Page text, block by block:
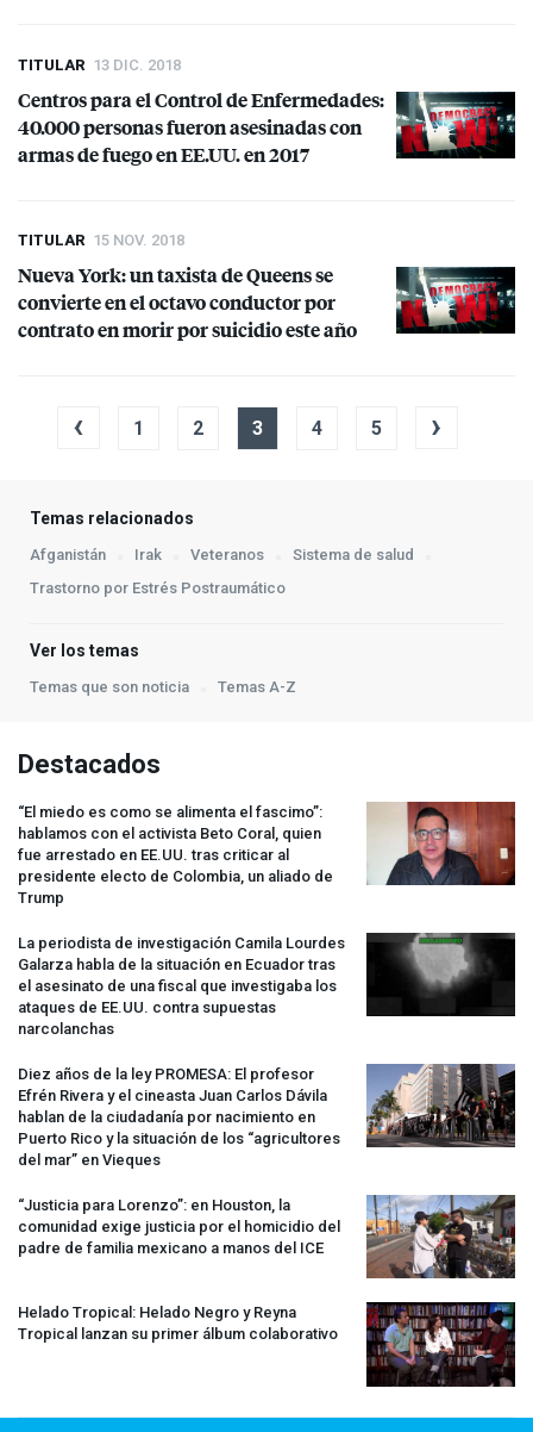
TITULAR 13 DIC. 2018
Centros para el Control de Enfermedades:
40.000 personas fueron asesinadas con
armas de fuego en EE.UU. en 2017
TITULAR 15 NOV. 2018
Nueva York: un taxista de Queens se
convierte en el octavo conductor por
contrato en morir por suicidio este año
‹ 1 2 3 4 5 ›
Temas relacionados
Afganistán Irak Veteranos
Sistema de salud
Trastorno por Estrés Postraumático
Ver los temas
Temas que son noticia Temas A-Z
Destacados
“El miedo es como se alimenta el fascimo”:
hablamos con el activista Beto Coral, quien
fue arrestado en EE.UU. tras criticar al
presidente electo de Colombia, un aliado de
Trump
La periodista de investigación Camila Lourdes
Galarza habla de la situación en Ecuador tras
el asesinato de una fiscal que investigaba los
ataques de EE.UU. contra supuestas
narcolanchas
Diez años de la ley PROMESA: El profesor
Efrén Rivera y el cineasta Juan Carlos Dávila
hablan de la ciudadanía por nacimiento en
Puerto Rico y la situación de los “agricultores
del mar” en Vieques
“Justicia para Lorenzo”: en Houston, la
comunidad exige justicia por el homicidio del
padre de familia mexicano a manos del ICE
Helado Tropical: Helado Negro y Reyna
Tropical lanzan su primer álbum colaborativo